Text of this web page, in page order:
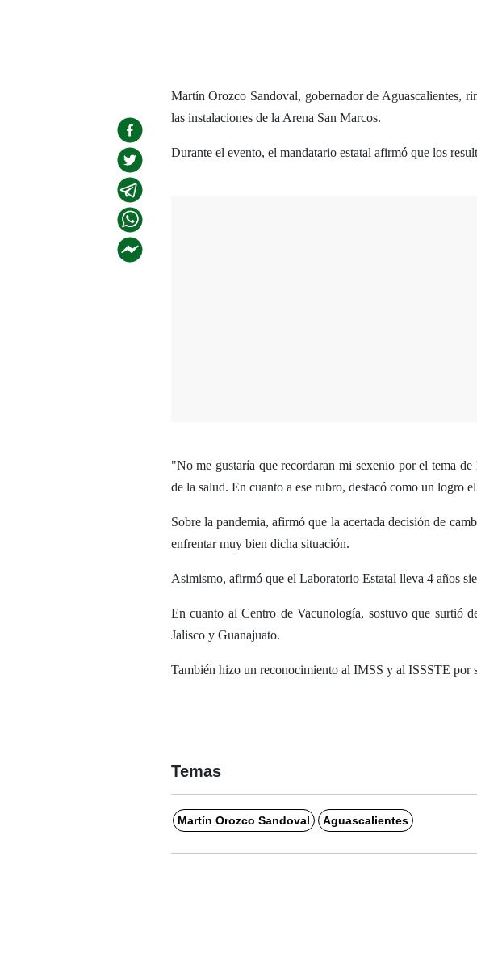
Martín Orozco Sandoval, gobernador de Aguascalientes,
las instalaciones de la Arena San Marcos.
Durante el evento, el mandatario estatal afirmó que los
"No me gustaría que recordaran mi sexenio por el tema
de la salud. En cuanto a ese rubro, destacó como un logro
Sobre la pandemia, afirmó que la acertada decisión de
enfrentar muy bien dicha situación.
Asimismo, afirmó que el Laboratorio Estatal lleva 4 años
En cuanto al Centro de Vacunología, sostuvo que surtió
Jalisco y Guanajuato.
También hizo un reconocimiento al IMSS y al ISSSTE por
Temas
Martín Orozco Sandoval Aguascalientes